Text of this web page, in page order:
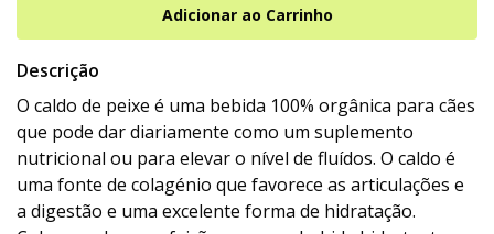
Descrição
O caldo de peixe é uma bebida 100% orgânica para cães
que pode dar diariamente como um suplemento
nutricional ou para elevar o nível de fluídos. O caldo é
uma fonte de colagénio que favorece as articulações e
a digestão e uma excelente forma de hidratação.